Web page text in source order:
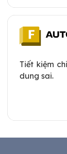
Tiết kiệm
dung sai.